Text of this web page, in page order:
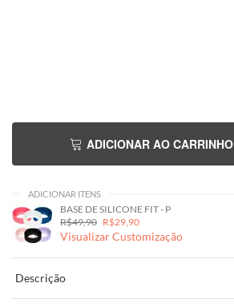
ADICIONAR AO CARRINHO
ADICIONAR ITENS
BASE DE SILICONE FIT - P
R$49,90 R$29,90
Visualizar Customização
Descrição